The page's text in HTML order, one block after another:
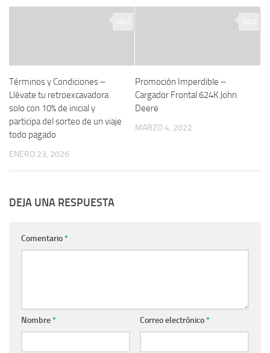
Términos y Condiciones –
Llévate tu retroexcavadora
solo con 10% de inicial y
participa del sorteo de un viaje
todo pagado
ENERO 23, 2026
Promoción Imperdible –
Cargador Frontal 624K John
Deere
MARZO 4, 2022
DEJA UNA RESPUESTA
Comentario*
Nombre* Correo electrónico*